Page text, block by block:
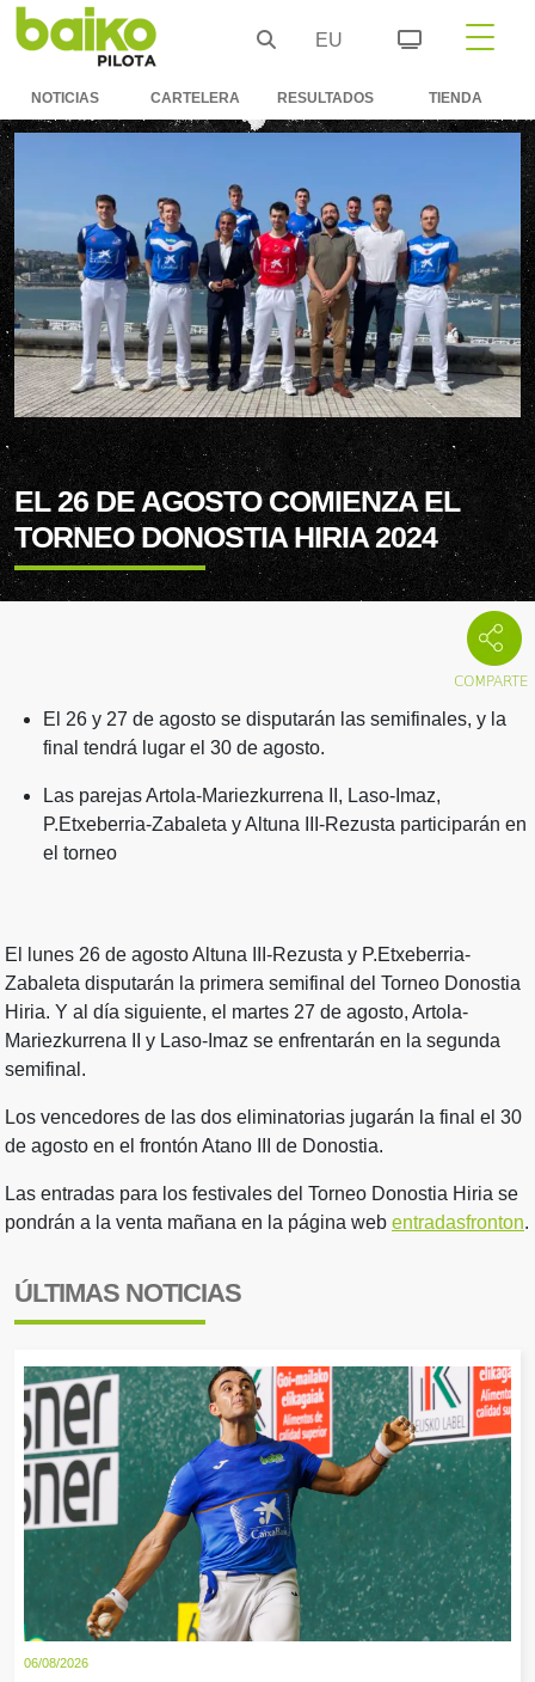
EU
NOTICIAS CARTELERA RESULTADOS TIENDA
EL 26 DE AGOSTO COMIENZA EL
TORNEO DONOSTIA HIRIA 2024
El 26 y 27 de agosto se disputarán las semifinales, y la
final tendrá lugar el 30 de agosto.
Las parejas Artola-Mariezkurrena II, Laso-Imaz,
P.Etxeberria-Zabaleta y Altuna III-Rezusta participarán en
el torneo
El lunes 26 de agosto Altuna III-Rezusta y P.Etxeberria-
Zabaleta disputarán la primera semifinal del Torneo Donostia
Hiria. Y al día siguiente, el martes 27 de agosto, Artola-
Mariezkurrena II y Laso-Imaz se enfrentarán en la segunda
semifinal.
Los vencedores de las dos eliminatorias jugarán la final el 30
de agosto en el frontón Atano III de Donostia.
Las entradas para los festivales del Torneo Donostia Hiria se
pondrán a la venta mañana en la página web entradasfronton.
ÚLTIMAS NOTICIAS
06/08/2026